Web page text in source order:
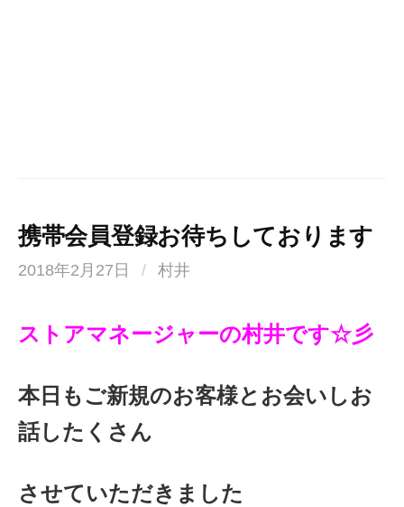
携帯会員登録お待ちしております
2018年2月27日 / 村井
ストアマネージャーの村井です☆彡
本日もご新規のお客様とお会いしお
話したくさん
させていただきました